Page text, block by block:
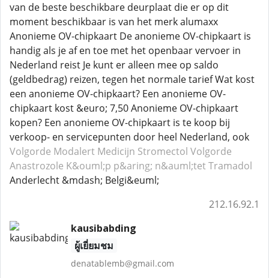
van de beste beschikbare deurplaat die er op dit
moment beschikbaar is van het merk alumaxx
Anonieme OV-chipkaart De anonieme OV-chipkaart is
handig als je af en toe met het openbaar vervoer in
Nederland reist Je kunt er alleen mee op saldo
(geldbedrag) reizen, tegen het normale tarief Wat kost
een anonieme OV-chipkaart? Een anonieme OV-
chipkaart kost &euro; 7,50 Anonieme OV-chipkaart
kopen? Een anonieme OV-chipkaart is te koop bij
verkoop- en servicepunten door heel Nederland, ook
Volgorde Modalert Medicijn Stromectol Volgorde
Anastrozole K&ouml;p p&aring; n&auml;tet Tramadol
Anderlecht &mdash; Belgi&euml;
212.16.92.1
kausibabding
ผู้เยี่ยมชม
denatablemb@gmail.com